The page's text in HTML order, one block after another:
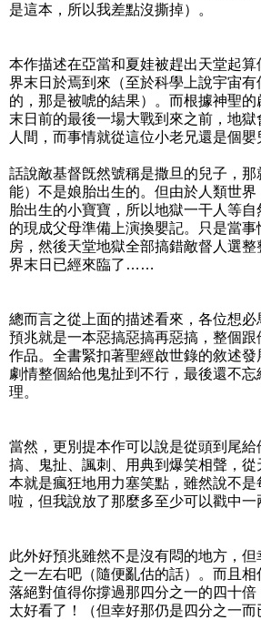
是這本，所以我差點沒撕掉）。
本作描述在亞當和夏娃被趕出天堂起
界末日於焉到來（至於科學上說宇宙
的，那是被唬的結果）。而根據神聖
末日前的最後一場大戰到來之前，地獄
人間，而事情就從這位小老兄還是個嬰
話說敵基督旣然號稱是撒旦的兒子，
能）不是娘胎出生的。但由於人類世
胎出生的小寶寶，所以地獄一干人等
的現成父母準備上演換嬰記。只是當
房，然後天堂地獄全部搞錯敵督人選
界末日已經來臨了……
總而言之從上面的描述看來，各位想
預兆就是一本惡搞惡搞再惡搞，整個
作品。全書緊扣著聖經啟世錄的敘述
劇情整個給他鬼扯到不行，最後還不
理。
當然，更別提本作可以說是從頭到尾
搞、鬼扯、諷刺、用典到爆笑相聲，
本就是瘋狂地用力塞笑點，雖然說不
啦，但我說放了那麼多至少可以戳中一
此外好預兆雖然不是沒有悶的地方，
之一左右吧（隨便亂估的話）。而且
落絕對值得你撐過那四分之一的四十
太好看了！（但幸好那仍是四分之一而